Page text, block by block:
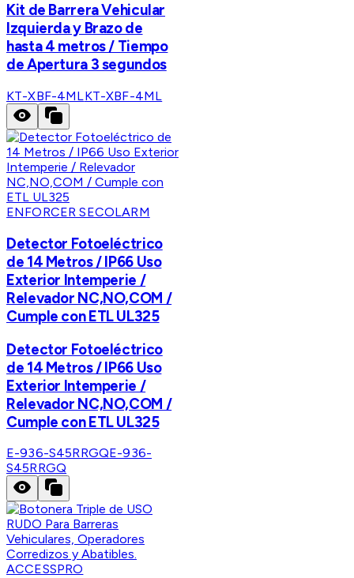
Kit de Barrera Vehicular
Izquierda y Brazo de
hasta 4 metros / Tiempo
de Apertura 3 segundos
KT-XBF-4MLKT-XBF-4ML
ENFORCER SECOLARM
Detector Fotoeléctrico
de 14 Metros / IP66 Uso
Exterior Intemperie /
Relevador NC,NO,COM /
Cumple con ETL UL325
Detector Fotoeléctrico
de 14 Metros / IP66 Uso
Exterior Intemperie /
Relevador NC,NO,COM /
Cumple con ETL UL325
E-936-S45RRGQE-936-
S45RRGQ
ACCESSPRO